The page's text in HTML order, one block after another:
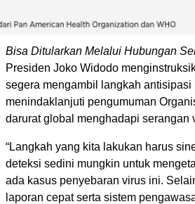
Bisa Ditularkan Melalui Hubungan
Presiden Joko Widodo
segera mengambil langkah
menindaklanjuti pengumuman
darurat global menghadapi serangan
“Langkah yang kita lakukan harus
deteksi sedini mungkin untuk
ada kasus penyebaran virus ini.
laporan cepat serta sistem